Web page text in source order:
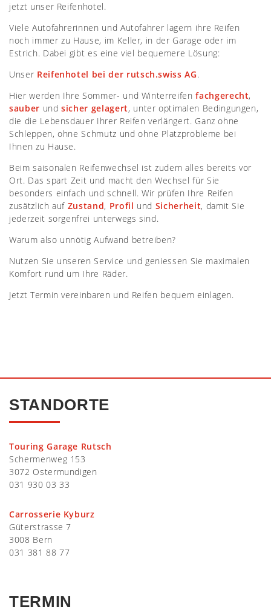
jetzt unser Reifenhotel.
Viele Autofahrerinnen und Autofahrer lagern ihre Reifen
noch immer zu Hause, im Keller, in der Garage oder im
Estrich. Dabei gibt es eine viel bequemere Lösung:
Unser Reifenhotel bei der rutsch.swiss AG.
Hier werden Ihre Sommer- und Winterreifenfachgerecht,
sauber undsicher gelagert, unter optimalen Bedingungen,
die die Lebensdauer Ihrer Reifen verlängert. Ganz ohne
Schleppen, ohne Schmutz und ohne Platzprobleme bei
Ihnen zu Hause.
Beim saisonalen Reifenwechsel ist zudem alles bereits vor
Ort. Das spart Zeit und macht den Wechsel für Sie
besonders einfach und schnell. Wir prüfen Ihre Reifen
zusätzlich auf Zustand, Profil und Sicherheit, damit Sie
jederzeit sorgenfrei unterwegs sind.
Warum also unnötig Aufwand betreiben?
Nutzen Sie unseren Service und geniessen Sie maximalen
Komfort rund um Ihre Räder.
Jetzt Termin vereinbaren und Reifen bequem einlagen.
STANDORTE
Touring Garage Rutsch
Schermenweg 153
3072 Ostermundigen
031 930 03 33
Carrosserie Kyburz
Güterstrasse 7
3008 Bern
031 381 88 77
TERMIN